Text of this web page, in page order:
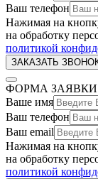
Ваш телефон
Нажимая на
на обработку
политикой
ФОРМА ЗАЯВКИ
Ваше имя
Ваш телефон
Ваш email
Нажимая на
на обработку
политикой